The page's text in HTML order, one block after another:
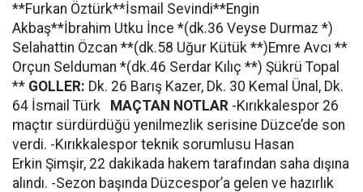
**Furkan Öztürk**İsmail Sevindi**Engin
Akbaş**İbrahim Utku İnce *(dk.36 Veyse Durmaz *)
Selahattin Özcan **(dk.58 Uğur Kütük **)Emre Avcı **
Orçun Selduman *(dk.46 Serdar Kılıç **) Şükrü Topal
** GOLLER: Dk. 26 Barış Kazer, Dk. 30 Kemal Ünal, Dk.
64 İsmail Türk
MAÇTAN NOTLAR -Kırıkkalespor 26
maçtır sürdürdüğü yenilmezlik serisine Düzce’de son
verdi. -Kırıkkalespor teknik sorumlusu Hasan
Erkin Şimşir, 22 dakikada hakem tarafından saha dışına
alındı. -Sezon başında Düzcespor’a gelen ve hazırlık